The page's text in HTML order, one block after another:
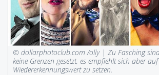
© dollarphotoclub.com /olly |Zu Fasching
keine Grenzen gesetzt, es empfiehlt sich aber
Wiedererkennungswert zu setzen.